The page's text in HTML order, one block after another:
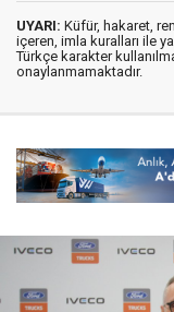
UYARI: Küfür, hakaret,
içeren, imla kuralları ile
Türkçe karakter
onaylanmamaktadır.